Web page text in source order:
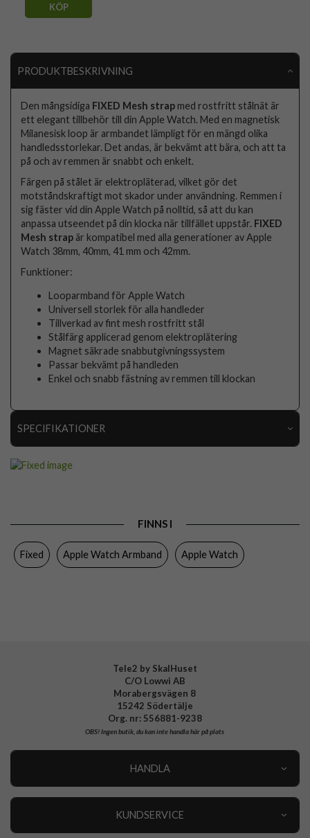
KÖP
PRODUKTBESKRIVNING
Den mångsidiga FIXED Mesh strap med rostfritt stålnät är
ett elegant tillbehör till din Apple Watch. Med en magnetisk
Milanesisk loop är armbandet lämpligt för en mängd olika
handledsstorlekar. Det andas, är bekvämt att bära, och att ta
på och av remmen är snabbt och enkelt.
Färgen på stålet är elektropläterad, vilket gör det
motståndskraftigt mot skador under användning. Remmen i
sig fäster vid din Apple Watch på nolltid, så att du kan
anpassa utseendet på din klocka när tillfället uppstår. FIXED
Mesh strap är kompatibel med alla generationer av Apple
Watch 38mm, 40mm, 41 mm och 42mm.
Funktioner:
Looparmband för Apple Watch
Universell storlek för alla handleder
Tillverkad av fint mesh rostfritt stål
Stålfärg applicerad genom elektroplätering
Magnet säkrade snabbutgivningssystem
Passar bekvämt på handleden
Enkel och snabb fästning av remmen till klockan
SPECIFIKATIONER
Egenskaper Magnetstängning
Färg
FINNS I
Fixed Apple Watch Armband Apple Watch
Tele2 by SkalHuset
C/O Lowwi AB
Morabergsvägen 8
15242 Södertälje
Org. nr: 556881-9238
OBS!Ingen butik, du kan inte handla här på plats
HANDLA
KUNDSERVICE